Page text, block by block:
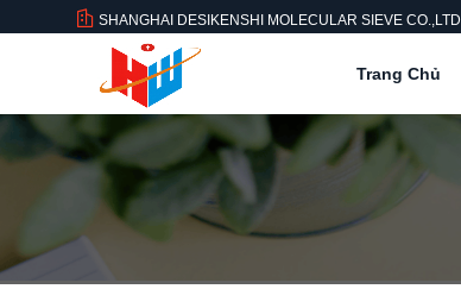
SHANGHAI DESIKENSHI MOLECULAR SIEVE CO.,LTD
Trang Chủ